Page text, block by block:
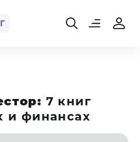
7 книг
и финансах